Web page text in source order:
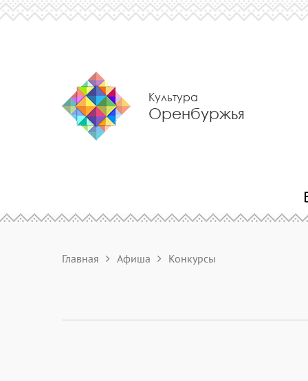
Культура
Оренбуржья
Главная Афиша Конкурсы